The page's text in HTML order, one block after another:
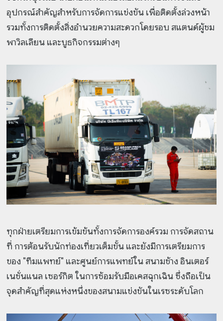
อุปกรณ์สำคัญสำหรับการจัดการแข่งขัน เพื่อติดตั้งล่วงหน้า
รวมทั้งการติดตั้งสิ่งอำนวยความสะดวกโดยรอบ สแตนด์ผู้ชม
พาวิลเลียน และบูธกิจกรรมต่างๆ
ทุกฝ่ายเตรียมการเข้มข้นทั้งการจัดการองค์รวม การจัดสถาน
ที่ การต้อนรับนักท่องเที่ยวเต็มขั้น และยังมีการเตรียมการ
ของ "ทีมแพทย์" และศูนย์การแพทย์ใน สนามช้าง อินเตอร์
เนชั่นแนล เซอร์กิต ในการซ้อมรับมือเคสฉุกเฉิน ซึ่งถือเป็น
จุดสำคัญที่สุดแห่งหนึ่งของสนามแข่งขันในเรซระดับโลก